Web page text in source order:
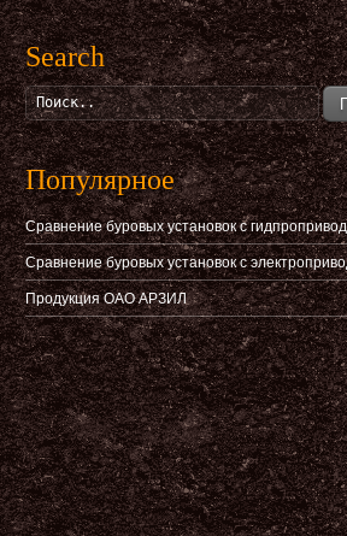
Search
Популярное
Сравнение буровых установок с
Сравнение буровых установок с
Продукция ОАО АРЗИЛ